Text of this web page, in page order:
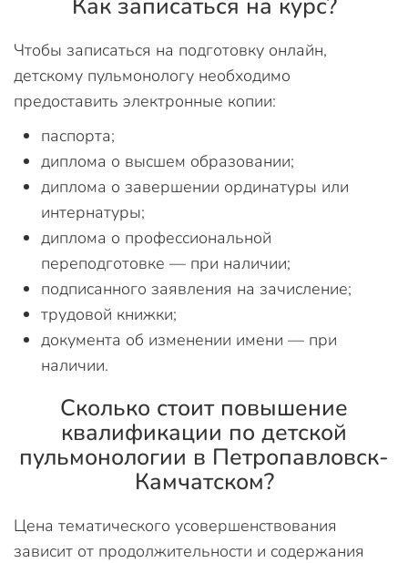
Как записаться на курс?
Чтобы записаться на подготовку онлайн,
детскому пульмонологу необходимо
предоставить электронные копии:
паспорта;
диплома о высшем образовании;
диплома о завершении ординатуры или
интернатуры;
диплома о профессиональной
переподготовке — при наличии;
подписанного заявления на зачисление;
трудовой книжки;
документа об изменении имени — при
наличии.
Сколько стоит повышение
квалификации по детской
пульмонологии в Петропавловск-
Камчатском?
Цена тематического усовершенствования
зависит от продолжительности и содержания